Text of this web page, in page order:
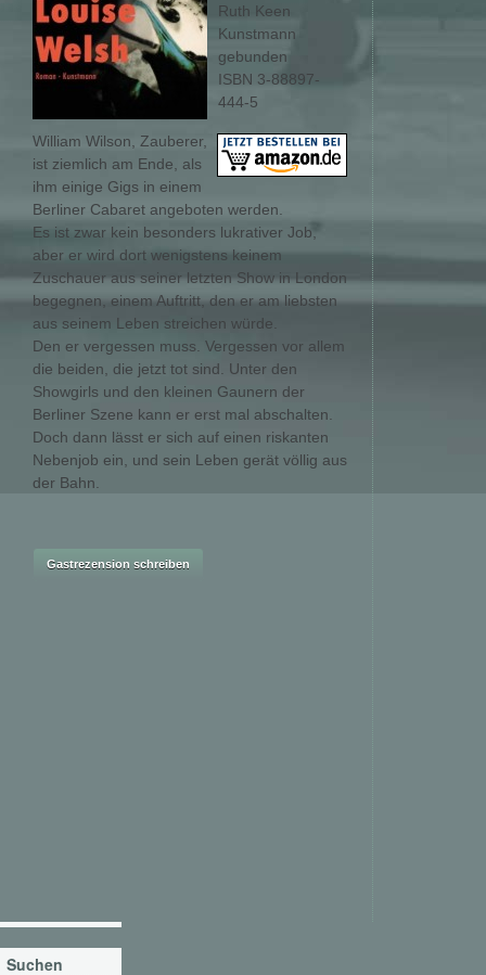
Ruth Keen
Kunstmann
gebunden
ISBN 3-88897-
444-5
William Wilson, Zauberer,
ist ziemlich am Ende, als
ihm einige Gigs in einem
Berliner Cabaret angeboten werden.
Es ist zwar kein besonders lukrativer Job,
aber er wird dort wenigstens keinem
Zuschauer aus seiner letzten Show in London
begegnen, einem Auftritt, den er am liebsten
aus seinem Leben streichen würde.
Den er vergessen muss. Vergessen vor allem
die beiden, die jetzt tot sind. Unter den
Showgirls und den kleinen Gaunern der
Berliner Szene kann er erst mal abschalten.
Doch dann lässt er sich auf einen riskanten
Nebenjob ein, und sein Leben gerät völlig aus
der Bahn.
Suchen